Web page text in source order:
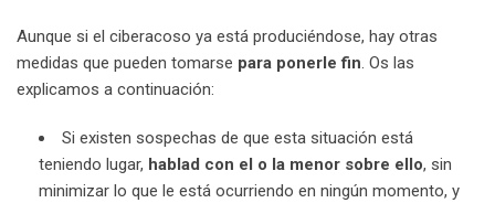
Aunque si el ciberacoso ya está produciéndose, hay otras
medidas que pueden tomarse para ponerle fin. Os las
explicamos a continuación:
Si existen sospechas de que esta situación está
teniendo lugar, hablad con el o la menor sobre ello, sin
minimizar lo que le está ocurriendo en ningún momento, y